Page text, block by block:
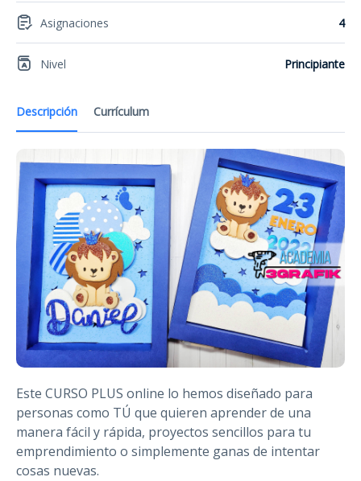
Descripción Currículum
Este CURSO PLUS online lo hemos diseñado para
personas como TÚ que quieren aprender de una
manera fácil y rápida, proyectos sencillos para tu
emprendimiento o simplemente ganas de intentar
cosas nuevas.
Asignaciones 4
Nivel Principiante